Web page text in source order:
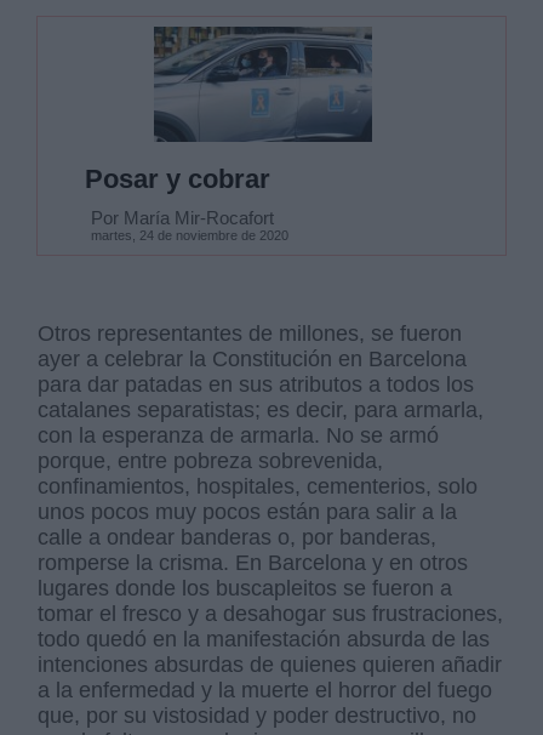
Posar y cobrar
Por María Mir-Rocafort
martes, 24 de noviembre de 2020
Otros representantes de millones, se fueron
ayer a celebrar la Constitución en Barcelona
para dar patadas en sus atributos a todos los
catalanes separatistas; es decir, para armarla,
con la esperanza de armarla. No se armó
porque, entre pobreza sobrevenida,
confinamientos, hospitales, cementerios, solo
unos pocos muy pocos están para salir a la
calle a ondear banderas o, por banderas,
romperse la crisma. En Barcelona y en otros
lugares donde los buscapleitos se fueron a
tomar el fresco y a desahogar sus frustraciones,
todo quedó en la manifestación absurda de las
intenciones absurdas de quienes quieren añadir
a la enfermedad y la muerte el horror del fuego
que, por su vistosidad y poder destructivo, no